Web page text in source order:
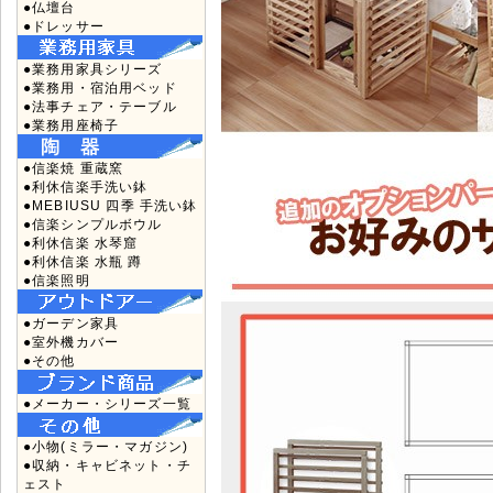
●仏壇台
●ドレッサー
●業務用家具シリーズ
●業務用・宿泊用ベッド
●法事チェア・テーブル
●業務用座椅子
●信楽焼 重蔵窯
●利休信楽手洗い鉢
●MEBIUSU 四季 手洗い鉢
●信楽シンプルボウル
●利休信楽 水琴窟
●利休信楽 水瓶 蹲
●信楽照明
●ガーデン家具
●室外機カバー
●その他
●メーカー・シリーズ一覧
●小物(ミラー・マガジン)
●収納・キャビネット・チ
ェスト